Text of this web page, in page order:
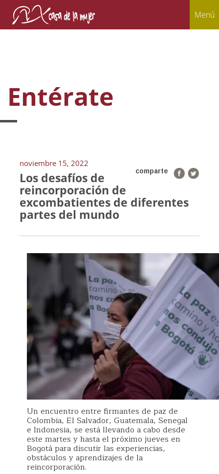
Menú
Entérate
noviembre 15, 2022
comparte
Los desafíos de
reincorporación de
excombatientes de diferentes
partes del mundo
Un encuentro entre firmantes de paz de
Colombia, El Salvador, Guatemala, Senegal
e Indonesia, se está llevando a cabo desde
este martes y hasta el próximo jueves en
Bogotá para discutir las experiencias,
obstáculos y aprendizajes de la
reincorporación.